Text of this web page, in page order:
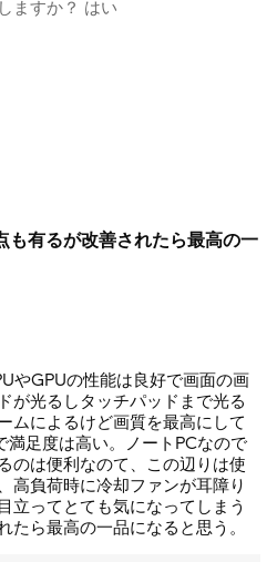
ますか？ はい
も有るが改善されたら最高の一
やGPUの性能は良好で画面の画
が光るしタッチパッドまで光る
ムによるけど画質を最高にして
満足度は高い。ノートPCなので
のは便利なのて、この辺りは使
高負荷時に冷却ファンが耳障り
立ってとても気になってしまう
ら最高の一品になると思う。